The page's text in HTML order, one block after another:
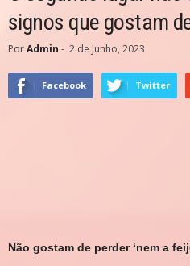
signos que gostam
PorAdmin - 2 de Junho, 2023
Facebook Twitter
Não gostam de perder ‘nem a